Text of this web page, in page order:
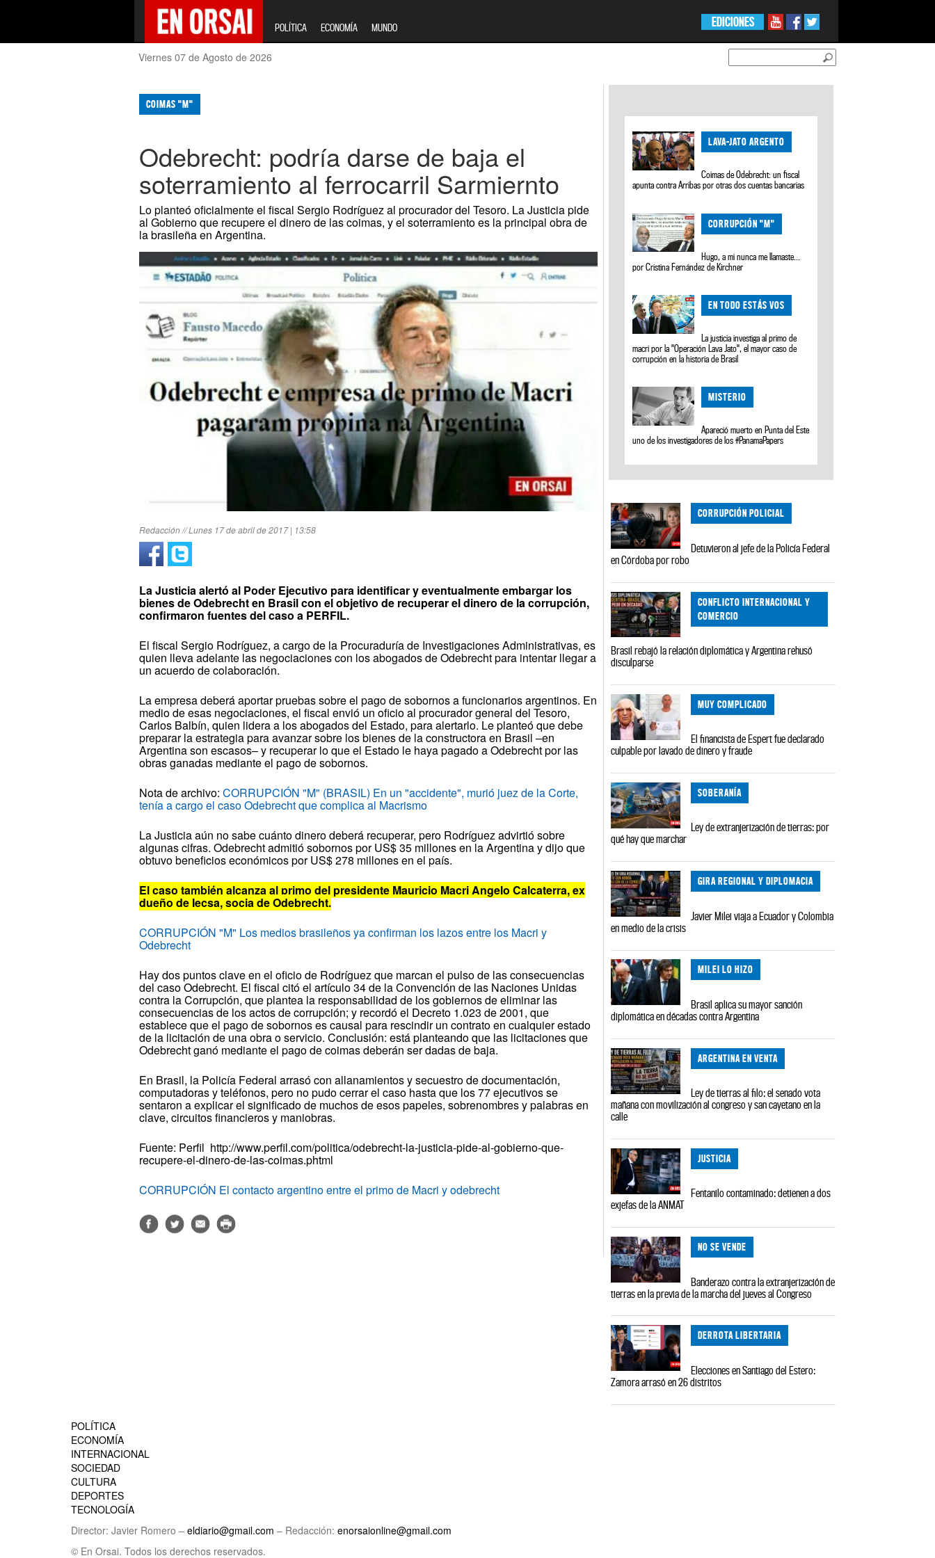
POLÍTICA ECONOMÍA MUNDO EDICIONES
Viernes 07 de Agosto de 2026
COIMAS "M"
Odebrecht: podría darse de baja el
soterramiento al ferrocarril Sarmiernto
Lo planteó oficialmente el fiscal Sergio Rodríguez al procurador del Tesoro. La Justicia pide
al Gobierno que recupere el dinero de las coimas, y el soterramiento es la principal obra de
la brasileña en Argentina.
Redacción // Lunes 17 de abril de 2017 | 13:58
La Justicia alertó al Poder Ejecutivo para identificar y eventualmente embargar los
bienes de Odebrecht en Brasil con el objetivo de recuperar el dinero de la corrupción,
confirmaron fuentes del caso a PERFIL.
El fiscal Sergio Rodríguez, a cargo de la Procuraduría de Investigaciones Administrativas, es
quien lleva adelante las negociaciones con los abogados de Odebrecht para intentar llegar a
un acuerdo de colaboración.
La empresa deberá aportar pruebas sobre el pago de sobornos a funcionarios argentinos. En
medio de esas negociaciones, el fiscal envió un oficio al procurador general del Tesoro,
Carlos Balbín, quien lidera a los abogados del Estado, para alertarlo. Le planteó que debe
preparar la estrategia para avanzar sobre los bienes de la constructora en Brasil –en
Argentina son escasos– y recuperar lo que el Estado le haya pagado a Odebrecht por las
obras ganadas mediante el pago de sobornos.
Nota de archivo:CORRUPCIÓN "M" (BRASIL) En un "accidente", murió juez de la Corte,
tenía a cargo el caso Odebrecht que complica al Macrismo
La Justicia aún no sabe cuánto dinero deberá recuperar, pero Rodríguez advirtió sobre
algunas cifras. Odebrecht admitió sobornos por US$ 35 millones en la Argentina y dijo que
obtuvo beneficios económicos por US$ 278 millones en el país.
El caso también alcanza al primo del presidente Mauricio Macri Angelo Calcaterra, ex
dueño de Iecsa, socia de Odebrecht.
CORRUPCIÓN "M" Los medios brasileños ya confirman los lazos entre los Macri y
Odebrecht
Hay dos puntos clave en el oficio de Rodríguez que marcan el pulso de las consecuencias
del caso Odebrecht. El fiscal citó el artículo 34 de la Convención de las Naciones Unidas
contra la Corrupción, que plantea la responsabilidad de los gobiernos de eliminar las
consecuencias de los actos de corrupción; y recordó el Decreto 1.023 de 2001, que
establece que el pago de sobornos es causal para rescindir un contrato en cualquier estado
de la licitación de una obra o servicio. Conclusión: está planteando que las licitaciones que
Odebrecht ganó mediante el pago de coimas deberán ser dadas de baja.
En Brasil, la Policía Federal arrasó con allanamientos y secuestro de documentación,
computadoras y teléfonos, pero no pudo cerrar el caso hasta que los 77 ejecutivos se
sentaron a explicar el significado de muchos de esos papeles, sobrenombres y palabras en
clave, circuitos financieros y maniobras.
Fuente: Perfil http://www.perfil.com/politica/odebrecht-la-justicia-pide-al-gobierno-que-
recupere-el-dinero-de-las-coimas.phtml
CORRUPCIÓN El contacto argentino entre el primo de Macri y odebrecht
LAVA-JATO ARGENTO
Coimas de Odebrecht: un fiscal
apunta contra Arribas por otras dos cuentas bancarias
CORRUPCIÓN "M"
Hugo, a mi nunca me llamaste…
por Cristina Fernández de Kirchner
EN TODO ESTÁS VOS
La justicia investiga al primo de
macri por la "Operación Lava Jato", el mayor caso de
corrupción en la historia de Brasil
MISTERIO
Apareció muerto en Punta del Este
uno de los investigadores de los #PanamaPapers
CORRUPCIÓN POLICIAL
Detuvieron al jefe de la Policía Federal
en Córdoba por robo
CONFLICTO INTERNACIONAL Y
COMERCIO
Brasil rebajó la relación diplomática y Argentina rehusó
disculparse
MUY COMPLICADO
El financista de Espert fue declarado
culpable por lavado de dinero y fraude
SOBERANÍA
Ley de extranjerización de tierras: por
qué hay que marchar
GIRA REGIONAL Y DIPLOMACIA
Javier Milei viaja a Ecuador y Colombia
en medio de la crisis
MILEI LO HIZO
Brasil aplica su mayor sanción
diplomática en décadas contra Argentina
ARGENTINA EN VENTA
Ley de tierras al filo: el senado vota
mañana con movilización al congreso y san cayetano en la
calle
JUSTICIA
Fentanilo contaminado: detienen a dos
exjefas de la ANMAT
NO SE VENDE
Banderazo contra la extranjerización de
tierras en la previa de la marcha del jueves al Congreso
DERROTA LIBERTARIA
Elecciones en Santiago del Estero:
Zamora arrasó en 26 distritos
POLÍTICA
ECONOMÍA
INTERNACIONAL
SOCIEDAD
CULTURA
DEPORTES
TECNOLOGÍA
Director: Javier Romero – eldiario@gmail.com – Redacción: enorsaionline@gmail.com
© En Orsai. Todos los derechos reservados.